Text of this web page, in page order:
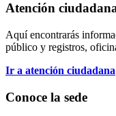
Atención
Aquí encontrarás
público y registros,
Ir a atención ciudadana
Conoce la sede